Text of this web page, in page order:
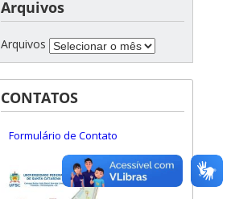
Arquivos
Arquivos
CONTATOS
Formulário de Contato